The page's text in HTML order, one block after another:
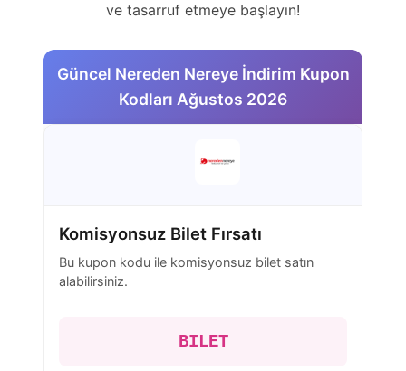
ve tasarruf etmeye başlayın!
Güncel Nereden Nereye İndirim Kupon
Kodları Ağustos 2026
Komisyonsuz Bilet Fırsatı
Bu kupon kodu ile komisyonsuz bilet satın
alabilirsiniz.
BILET